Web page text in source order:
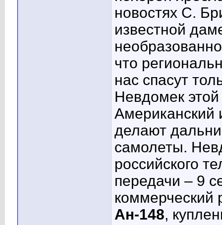
новостях С.
известной
что
нас спасут
Невдомек
Американский
делают
самолеты.
российского
передачи – 9
коммерческий
Ан-148,